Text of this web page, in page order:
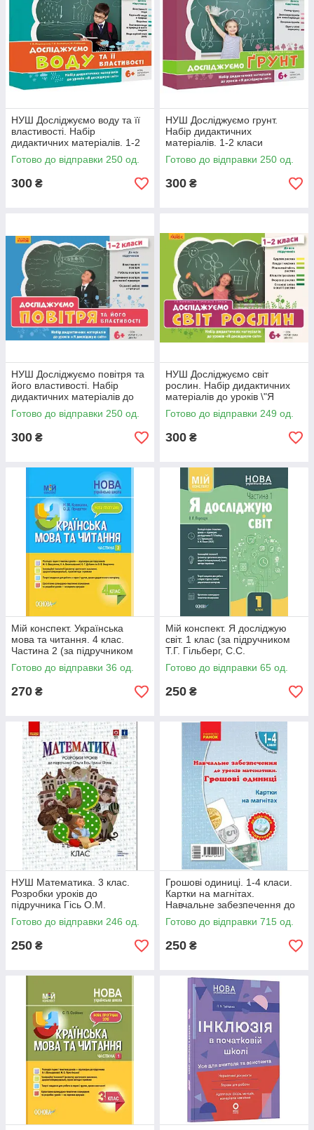
НУШ Досліджуємо воду та її
властивості. Набір
дидактичних матеріалів. 1-2
класи
Готово до відправки 250 од.
300 ₴
НУШ Досліджуємо грунт.
Набір дидактичних
матеріалів. 1-2 класи
Готово до відправки 250 од.
300 ₴
НУШ Досліджуємо повітря та
його властивості. Набір
дидактичних матеріалів до
уроків \"Я досліджую світ\" 1-2
клас
Готово до відправки 250 од.
300 ₴
НУШ Досліджуємо світ
рослин. Набір дидактичних
матеріалів до уроків \"Я
досліджую світ\" 1-2 клас
Готово до відправки 249 од.
300 ₴
Мій конспект. Українська
мова та читання. 4 клас.
Частина 2 (за підручником
М.С. Вашуленка)
Готово до відправки 36 од.
270 ₴
Мій конспект. Я досліджую
світ. 1 клас (за підручником
Т.Г. Гільберг, С.С.
Тарнавської, Н.М. Павич).
Частина 1
Готово до відправки 65 од.
250 ₴
НУШ Математика. 3 клас.
Розробки уроків до
підручника Гісь О.М.
Готово до відправки 246 од.
250 ₴
Грошові одиниці. 1-4 класи.
Картки на магнітах.
Навчальне забезпечення до
уроків математики. НУШ
Готово до відправки 715 од.
250 ₴